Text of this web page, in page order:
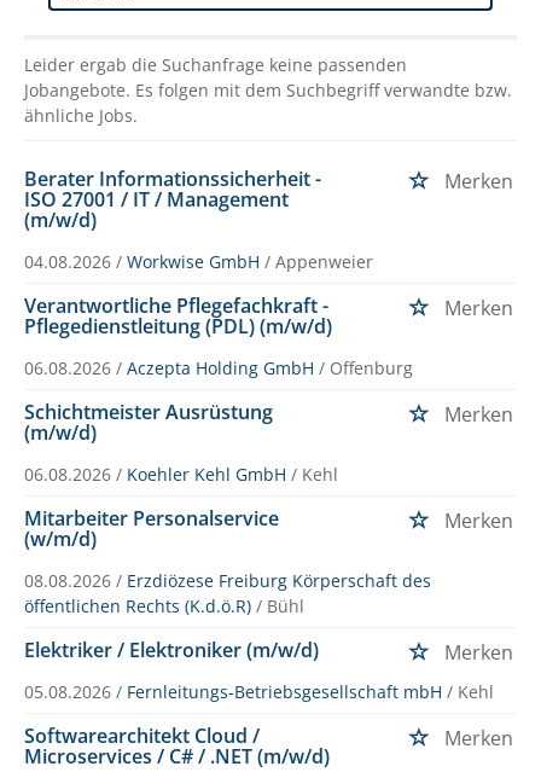
Leider ergab die Suchanfrage keine passenden
Jobangebote. Es folgen mit dem Suchbegriff verwandte bzw.
ähnliche Jobs.
Berater Informationssicherheit -
ISO 27001 / IT / Management
(m/w/d)
Merken
04.08.2026 / Workwise GmbH / Appenweier
Verantwortliche Pflegefachkraft -
Pflegedienstleitung (PDL) (m/w/d)
Merken
06.08.2026 / Aczepta Holding GmbH / Offenburg
Schichtmeister Ausrüstung
(m/w/d)
Merken
06.08.2026 / Koehler Kehl GmbH / Kehl
Mitarbeiter Personalservice
(w/m/d)
Merken
08.08.2026 / Erzdiözese Freiburg Körperschaft des
öffentlichen Rechts (K.d.ö.R) / Bühl
Elektriker / Elektroniker (m/w/d) Merken
05.08.2026 / Fernleitungs-Betriebsgesellschaft mbH / Kehl
Softwarearchitekt Cloud /
Microservices / C# / .NET (m/w/d)
Merken